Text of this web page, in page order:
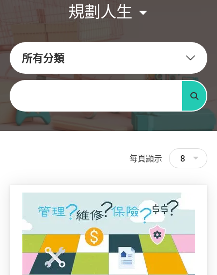
規劃人生
所有分類
關鍵字
搜尋
每頁顯示 8